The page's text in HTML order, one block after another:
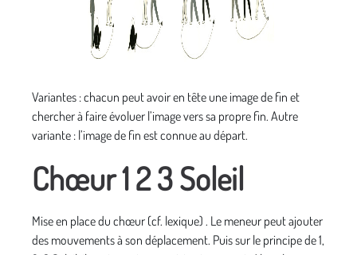
Variantes : chacun peut avoir en tête une image de fin et
chercher à faire évoluer l’image vers sa propre fin. Autre
variante : l’image de fin est connue au départ.
Chœur 1 2 3 Soleil
Mise en place du chœur (cf. lexique) . Le meneur peut ajouter
des mouvements à son déplacement. Puis sur le principe de 1,